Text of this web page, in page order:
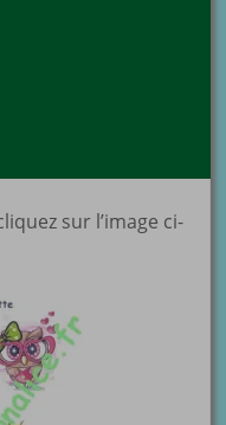
sur l’image ci-